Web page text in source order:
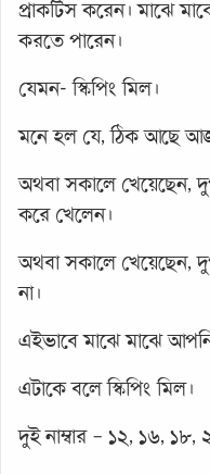
প্রাকটিস করেন। মাঝে
করতে পারেন।
যেমন- স্কিপিং মিল।
মনে হল যে, ঠিক আছে আজ
অথবা সকালে খেয়েছেন,
করে খেলেন।
অথবা সকালে খেয়েছেন,
না।
এইভাবে মাঝে মাঝে
এটাকে বলে স্কিপিং মিল।
দুই নাম্বার – ১২, ১৬, ১৮,